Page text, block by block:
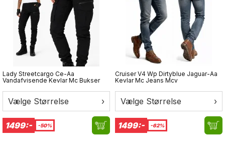
Lady Streetcargo Ce-Aa
Vandafvisende Kevlar Mc Bukser
Vælge Størrelse ›
1499:- -50%
Cruiser V4 Wp Dirtyblue Jaguar-Aa
Kevlar Mc Jeans Mcv
Vælge Størrelse ›
1499:- -62%